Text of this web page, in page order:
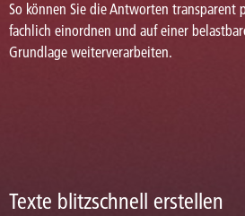
So können Sie die Antworten transparent
fachlich einordnen und auf einer
Grundlage weiterverarbeiten.
Texte blitzschnell erstellen